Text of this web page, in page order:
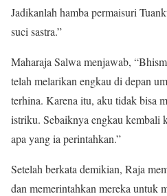
Jadikanlah hamba permaisuri
suci sastra.”
Maharaja Salwa menjawab,
telah melarikan engkau di depan
terhina. Karena itu, aku tidak bisa
istriku. Sebaiknya engkau kembali
apa yang ia perintahkan.”
Setelah berkata demikian, Raja
dan memerintahkan mereka untuk